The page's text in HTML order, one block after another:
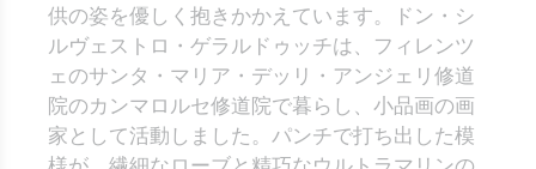
供の姿を優しく抱きかかえています。ドン・シ
ルヴェストロ・ゲラルドゥッチは、フィレンツ
ェのサンタ・マリア・デッリ・アンジェリ修道
院のカンマロルセ修道院で暮らし、小品画の画
家として活動しました。パンチで打ち出した模